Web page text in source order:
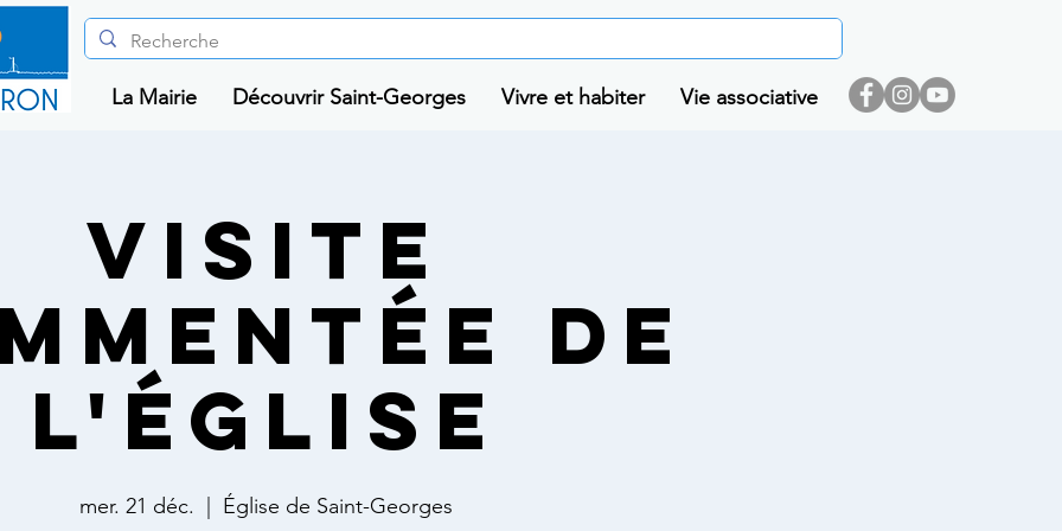
La Mairie Découvrir Saint-Georges Vivre et habiter Vie associative
VISITE
DE
L'ÉGLISE
mer. 21 déc. Église de Saint-Georges